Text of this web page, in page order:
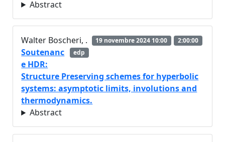
Abstract
Walter Boscheri, . 2:00:00
19 novembre 2024 10:00
edp
Soutenanc
e HDR:
Structure Preserving schemes for hyperbolic
systems: asymptotic limits, involutions and
thermodynamics.
Abstract